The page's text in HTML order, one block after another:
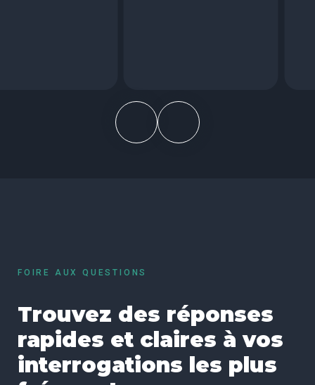
FOIRE AUX QUESTIONS
Trouvez des réponses
rapides et claires à vos
interrogations les plus